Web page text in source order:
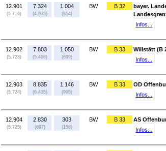
12.901
(5.716)
7.324
(4.935)
1.004
(854)
BW B 32
bayer.
Infos...
12.902
(5.723)
7.803
(5.408)
1.050
(899)
BW B 33
Willstätt (B
Infos...
12.903
(5.724)
8.835
(6.435)
1.146
(995)
BW B 33
OD
Infos...
12.904
(5.725)
2.830
(697)
303
(158)
BW B 33
AS
Infos...